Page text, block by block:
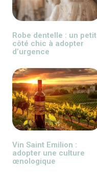
Robe dentelle : un petit
côté chic à adopter
d’urgence
Vin Saint Emilion :
adopter une culture
œnologique